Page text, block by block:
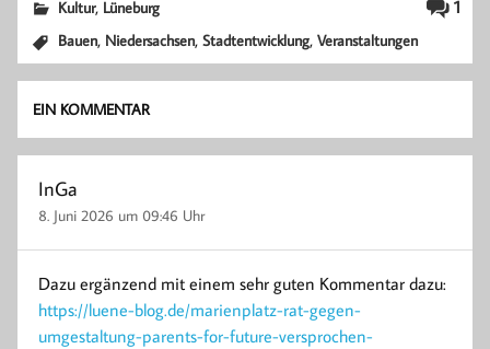
1
Kultur, Lüneburg
Bauen, Niedersachsen,Stadtentwicklung,Veranstaltungen
EIN KOMMENTAR
InGa
8. Juni 2026 um 09:46 Uhr
Dazu ergänzend mit einem sehr guten Kommentar dazu:
https://luene-blog.de/marienplatz-rat-gegen-
umgestaltung-parents-for-future-versprochen-